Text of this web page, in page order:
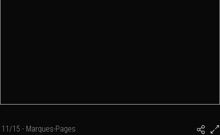
11/15 - Marques-Pages